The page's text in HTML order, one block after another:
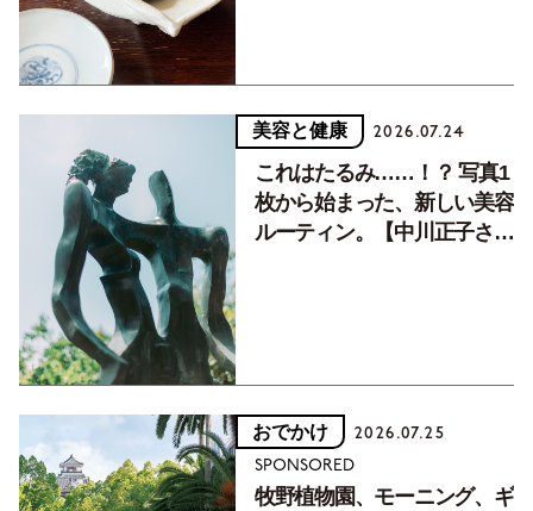
美容と健康 2026.07.24
これはたるみ……！？ 写真1
枚から始まった、新しい美容
ルーティン。【中川正子さん
おでかけ 2026.07.25
SPONSORED
牧野植物園、モーニング、ギ